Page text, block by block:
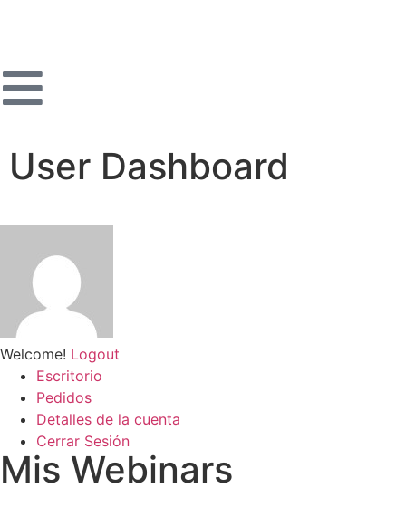
User Dashboard
Welcome! Logout
Escritorio
Pedidos
Detalles de la cuenta
Cerrar Sesión
Mis Webinars